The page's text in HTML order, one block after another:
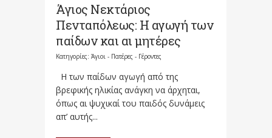
Άγιος Νεκτάριος
Πενταπόλεως: Η αγωγή των
παίδων και αι μητέρες
Κατηγορίες: Άγιοι - Πατέρες - Γέροντες
Η των παίδων αγωγή από της
βρεφικής ηλικίας ανάγκη να άρχηται,
όπως αι ψυχικαί του παιδός δυνάμεις
απ’ αυτής...